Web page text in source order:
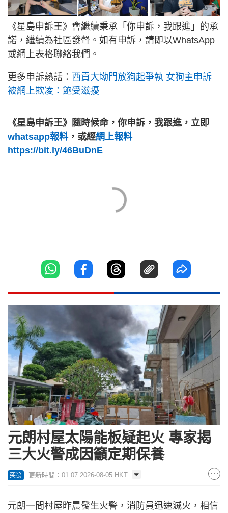
《星島申訴王》會繼續秉承「你申訴，我跟進」的承
諾，繼續為社區發聲。如有申訴，請即以WhatsApp
或網上表格聯絡我們。
更多申訴熱話： 西貢大坳門放狗起爭執 女狗主申訴
被網上欺凌：飽受滋擾
《星島申訴王》隨時候命，你申訴，我跟進，立即
whatsapp報料，或經網上報料
https://bit.ly/46BuDnE
元朗村屋太陽能板疑起火 專家揭
三大火警成因籲定期保養
突發 更新時間：01:07 2026-08-05 HKT
元朗一間村屋昨晨發生火警，消防員迅速滅火，相信